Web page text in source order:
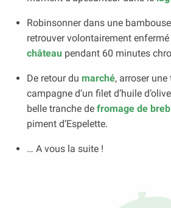
Robinsonner dans une
retrouver volontairement enfermé
château pendant 60 minutes
De retour du marché, arroser
campagne d’un filet d’huile
belle tranche de fromage de
piment d’Espelette.
… A vous la suite !